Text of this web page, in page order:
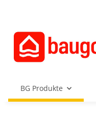
BG Produkte